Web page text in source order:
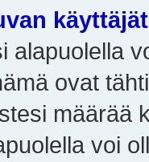
alapuolella
ovat
määrää
voi